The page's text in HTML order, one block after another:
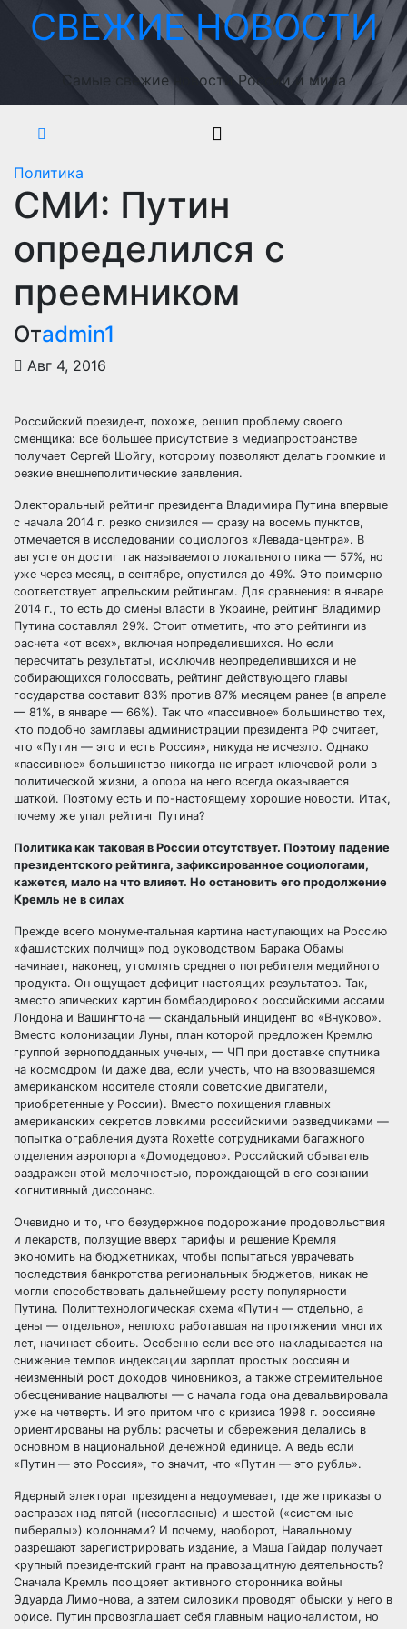
ПерейтиСВЕЖИЕ НОВОСТИ
Самые свежие новости России и мира
Политика
СМИ: Путин
определился с
преемником
Отadmin1
Авг 4, 2016
Российский президент, похоже, решил проблему своего
сменщика: все большее присутствие в медиапространстве
получает Сергей Шойгу, которому позволяют делать громкие и
резкие внешнеполитические заявления.
Электоральный рейтинг президента Владимира Путина впервые
с начала 2014 г. резко снизился — сразу на восемь пунктов,
отмечается в исследовании социологов «Левада-центра». В
августе он достиг так называемого локального пика — 57%, но
уже через месяц, в сентябре, опустился до 49%. Это примерно
соответствует апрельским рейтингам. Для сравнения: в январе
2014 г., то есть до смены власти в Украине, рейтинг Владимир
Путина составлял 29%. Стоит отметить, что это рейтинги из
расчета «от всех», включая нопределившихся. Но если
пересчитать результаты, исключив неопределившихся и не
собирающихся голосовать, рейтинг действующего главы
государства составит 83% против 87% месяцем ранее (в апреле
— 81%, в январе — 66%). Так что «пассивное» большинство тех,
кто подобно замглавы администрации президента РФ считает,
что «Путин — это и есть Россия», никуда не исчезло. Однако
«пассивное» большинство никогда не играет ключевой роли в
политической жизни, а опора на него всегда оказывается
шаткой. Поэтому есть и по-настоящему хорошие новости. Итак,
почему же упал рейтинг Путина?
Политика как таковая в России отсутствует. Поэтому падение
президентского рейтинга, зафиксированное социологами,
кажется, мало на что влияет. Но остановить его продолжение
Кремль не в силах
Прежде всего монументальная картина наступающих на Россию
«фашистских полчищ» под руководством Барака Обамы
начинает, наконец, утомлять среднего потребителя медийного
продукта. Он ощущает дефицит настоящих результатов. Так,
вместо эпических картин бомбардировок российскими ассами
Лондона и Вашингтона — скандальный инцидент во «Внуково».
Вместо колонизации Луны, план которой предложен Кремлю
группой верноподданных ученых, — ЧП при доставке спутника
на космодром (и даже два, если учесть, что на взорвавшемся
американском носителе стояли советские двигатели,
приобретенные у России). Вместо похищения главных
американских секретов ловкими российскими разведчиками —
попытка ограбления дуэта Roxette сотрудниками багажного
отделения аэропорта «Домодедово». Российский обыватель
раздражен этой мелочностью, порождающей в его сознании
когнитивный диссонанс.
Очевидно и то, что безудержное подорожание продовольствия
и лекарств, ползущие вверх тарифы и решение Кремля
экономить на бюджетниках, чтобы попытаться уврачевать
последствия банкротства региональных бюджетов, никак не
могли способствовать дальнейшему росту популярности
Путина. Политтехнологическая схема «Путин — отдельно, а
цены — отдельно», неплохо работавшая на протяжении многих
лет, начинает сбоить. Особенно если все это накладывается на
снижение темпов индексации зарплат простых россиян и
неизменный рост доходов чиновников, а также стремительное
обесценивание нацвалюты — с начала года она девальвировала
уже на четверть. И это притом что с кризиса 1998 г. россияне
ориентированы на рубль: расчеты и сбережения делались в
основном в национальной денежной единице. А ведь если
«Путин — это Россия», то значит, что «Путин — это рубль».
Ядерный электорат президента недоумевает, где же приказы о
расправах над пятой (несогласные) и шестой («системные
либералы») колоннами? И почему, наоборот, Навальному
разрешают зарегистрировать издание, а Маша Гайдар получает
крупный президентский грант на правозащитную деятельность?
Сначала Кремль поощряет активного сторонника войны
Эдуарда Лимо-нова, а затем силовики проводят обыски у него в
офисе. Путин провозглашает себя главным националистом, но